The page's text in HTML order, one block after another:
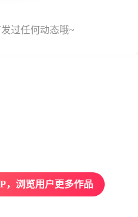
过任何动态哦~
，浏览用户更多作品